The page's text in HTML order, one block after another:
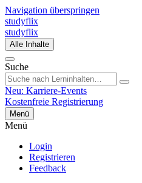
Navigation überspringen
studyflix
studyflix
Alle Inhalte
Suche
Neu: Karriere-Events
Kostenfreie Registrierung
Menü
Menü
Login
Registrieren
Feedback